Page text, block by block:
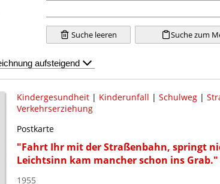
Suche leeren Suche zum
Kindergesundheit| Kinderunfall | Schulweg|
Verkehrserziehung
Postkarte
"Fahrt Ihr mit der Straßenbahn, springt
Leichtsinn kam mancher schon ins Grab."
1955